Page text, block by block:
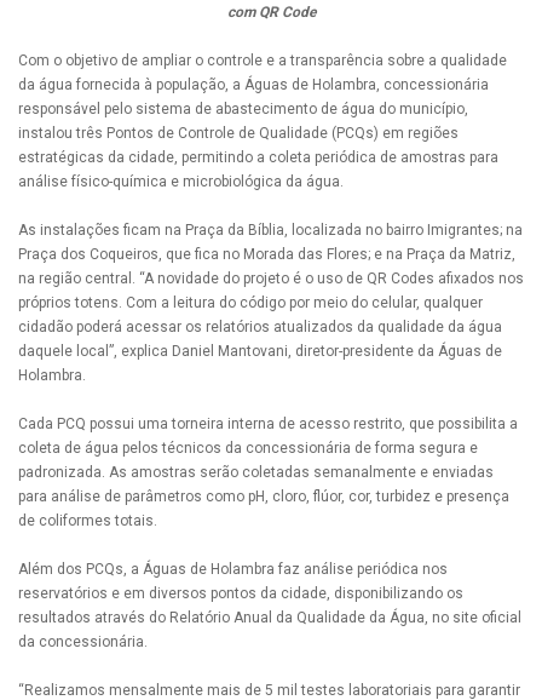
com QR Code
Com o objetivo de ampliar o controle e a transparência sobre a qualidade
da água fornecida à população, a Águas de Holambra, concessionária
responsável pelo sistema de abastecimento de água do município,
instalou três Pontos de Controle de Qualidade (PCQs) em regiões
estratégicas da cidade, permitindo a coleta periódica de amostras para
análise físico-química e microbiológica da água.
As instalações ficam na Praça da Bíblia, localizada no bairro Imigrantes; na
Praça dos Coqueiros, que fica no Morada das Flores; e na Praça da Matriz,
na região central. “A novidade do projeto é o uso de QR Codes afixados nos
próprios totens. Com a leitura do código por meio do celular, qualquer
cidadão poderá acessar os relatórios atualizados da qualidade da água
daquele local”, explica Daniel Mantovani, diretor-presidente da Águas de
Holambra.
Cada PCQ possui uma torneira interna de acesso restrito, que possibilita a
coleta de água pelos técnicos da concessionária de forma segura e
padronizada. As amostras serão coletadas semanalmente e enviadas
para análise de parâmetros como pH, cloro, flúor, cor, turbidez e presença
de coliformes totais.
Além dos PCQs, a Águas de Holambra faz análise periódica nos
reservatórios e em diversos pontos da cidade, disponibilizando os
resultados através do Relatório Anual da Qualidade da Água, no site oficial
da concessionária.
“Realizamos mensalmente mais de 5 mil testes laboratoriais para garantir